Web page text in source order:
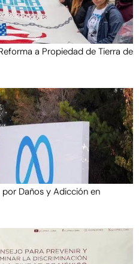
a Propiedad de Tierra de
Daños y Adicción en